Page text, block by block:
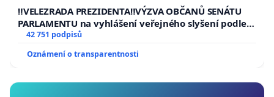
republiky
‼️VELEZRADA PREZIDENTA‼️VÝZVA OBČANŮ SENÁTU
PARLAMENTU na vyhlášení veřejného slyšení podle §
144 jednacího řádu Senátu k návrhu na přijetí
republiky
42 751 podpisů
Oznámení o transparentnosti